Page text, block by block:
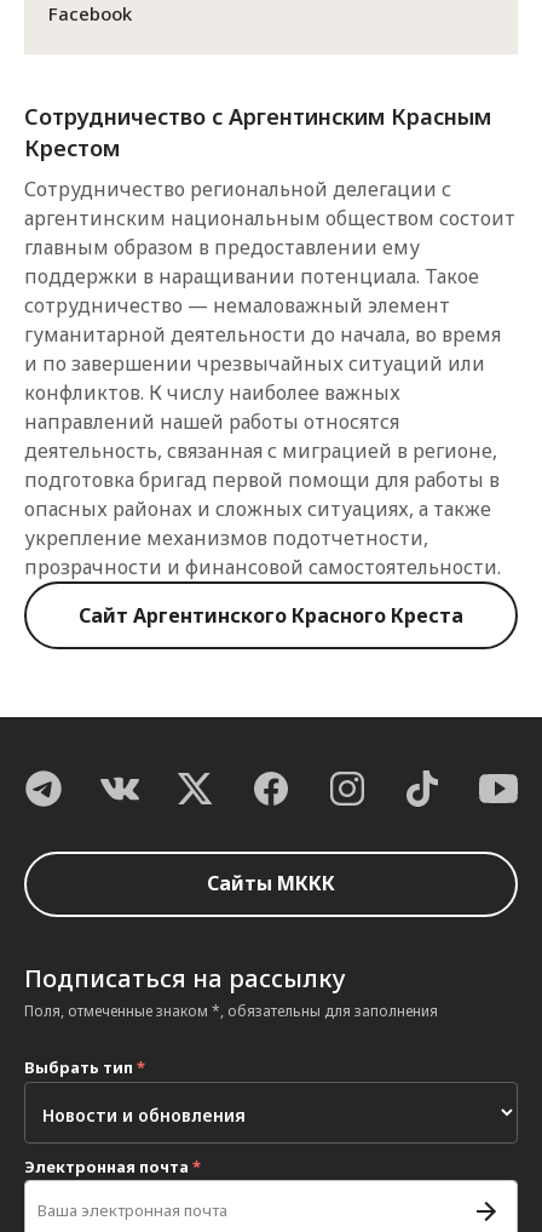
Facebook
Сотрудничество с Аргентинским Красным
Крестом
Сотрудничество региональной делегации с
аргентинским национальным обществом состоит
главным образом в предоставлении ему
поддержки в наращивании потенциала. Такое
сотрудничество — немаловажный элемент
гуманитарной деятельности до начала, во время
и по завершении чрезвычайных ситуаций или
конфликтов. К числу наиболее важных
направлений нашей работы относятся
деятельность, связанная с миграцией в регионе,
подготовка бригад первой помощи для работы в
опасных районах и сложных ситуациях, а также
укрепление механизмов подотчетности,
прозрачности и финансовой самостоятельности.
Сайт Аргентинского Красного Креста
Сайты МККК
Подписаться на рассылку
Поля, отмеченные знаком *, обязательны для заполнения
Выбрать тип *
Электронная почта *